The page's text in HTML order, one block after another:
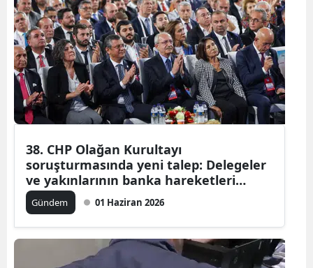
38. CHP Olağan Kurultayı
soruşturmasında yeni talep: Delegeler
ve yakınlarının banka hareketleri
incelenecek
Gündem 01 Haziran 2026